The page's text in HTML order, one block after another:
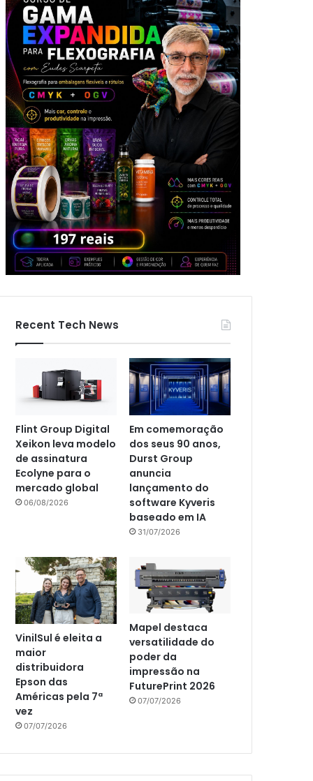
Recent Tech News
Flint Group Digital
Xeikon leva modelo
de assinatura
Ecolyne para o
mercado global
06/08/2026
Em comemoração
dos seus 90 anos,
Durst Group
anuncia
lançamento do
software Kyveris
baseado em IA
31/07/2026
VinilSul é eleita a
maior
distribuidora
Epson das
Américas pela 7ª
vez
07/07/2026
Mapel destaca
versatilidade do
poder da
impressão na
FuturePrint 2026
07/07/2026